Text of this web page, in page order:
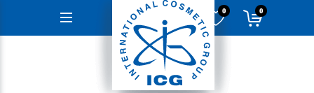
Навигация
0 0